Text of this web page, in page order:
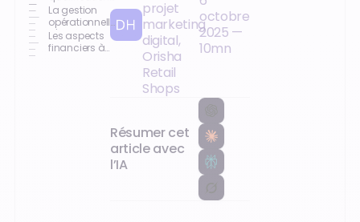
nécessaires
pour devenir
boulanger
La gestion
opérationnelle
d'une
boulangerie
Les aspects
financiers à
projet
marketing
digital,
Orisha
Retail
Shops
octobre
2025 —
10mn
Résumer cet
article avec
l’IA